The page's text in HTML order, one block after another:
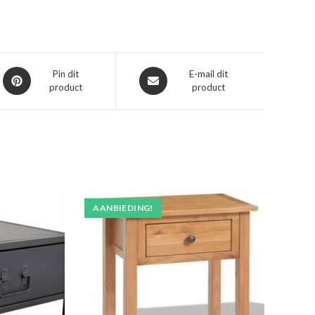
Opent
in
Pin dit
product
Opent
in
E-mail dit
product
AANBIEDING!